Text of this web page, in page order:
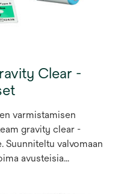
Clear -
varmistamisen
gravity clear -
Suunniteltu valvomaan
avusteisia